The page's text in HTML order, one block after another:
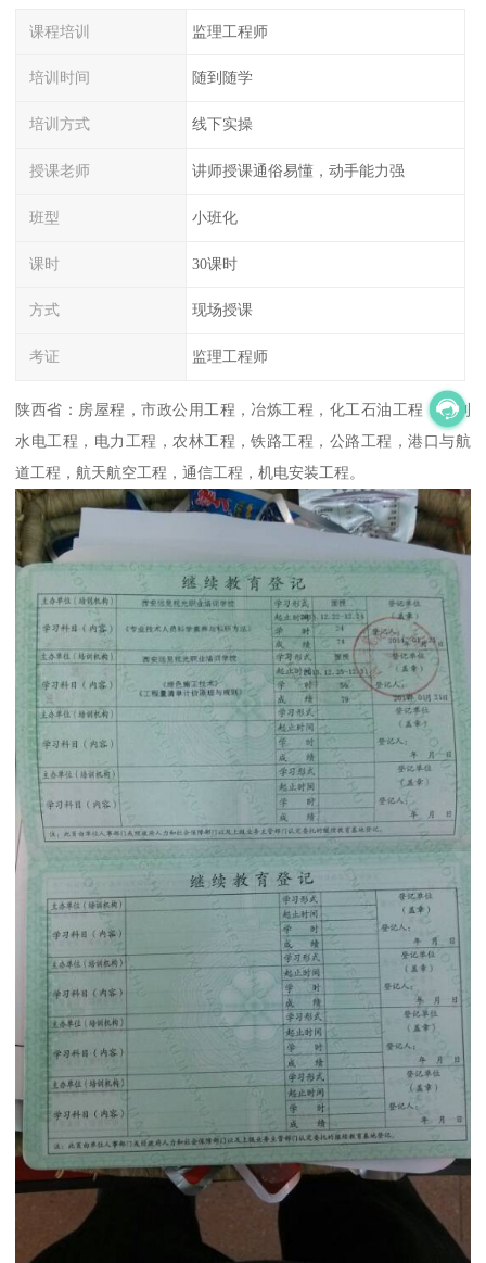
课程培训 监理工程师
培训时间 随到随学
培训方式 线下实操
授课老师 讲师授课通俗易懂，动手能力强
班型 小班化
课时 30课时
方式 现场授课
考证 监理工程师
陕西省：房屋程，市政公用工程，冶炼工程，化工石油工程，水利
水电工程，电力工程，农林工程，铁路工程，公路工程，港口与航
道工程，航天航空工程，通信工程，机电安装工程。